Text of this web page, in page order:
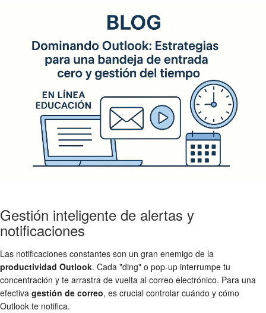
Gestión inteligente de alertas y
notificaciones
Las notificaciones constantes son un gran enemigo de la
productividad Outlook. Cada "ding" o pop-up interrumpe tu
concentración y te arrastra de vuelta al correo electrónico. Para una
efectiva gestión de correo, es crucial controlar cuándo y cómo
Outlook te notifica.